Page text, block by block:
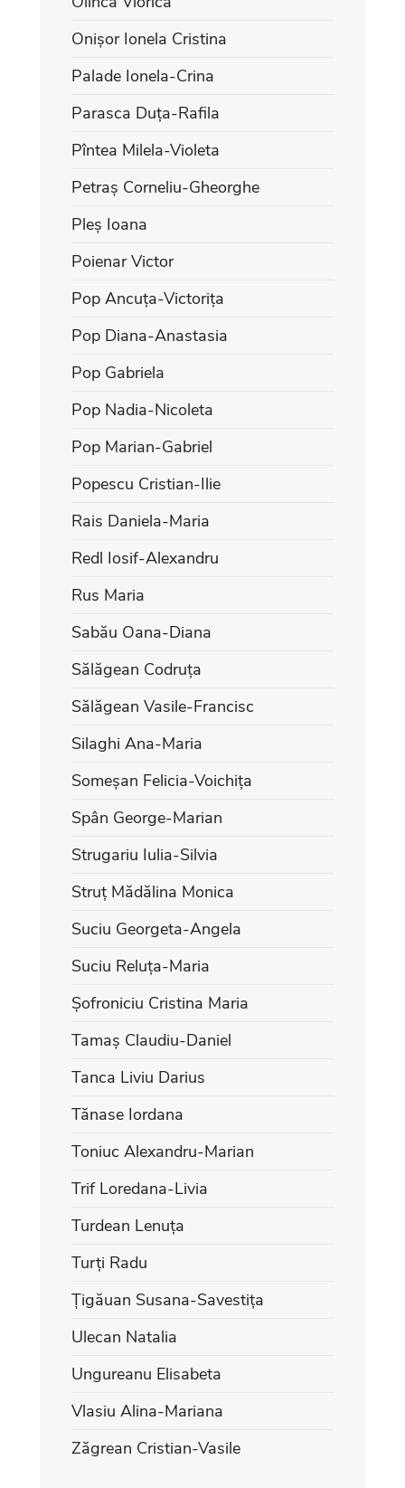
Onișor Ionela Cristina
Palade Ionela-Crina
Parasca Duța-Rafila
Pîntea Milela-Violeta
Petraș Corneliu-Gheorghe
Pleș Ioana
Poienar Victor
Pop Ancuța-Victorița
Pop Diana-Anastasia
Pop Gabriela
Pop Nadia-Nicoleta
Pop Marian-Gabriel
Popescu Cristian-Ilie
Rais Daniela-Maria
Redl Iosif-Alexandru
Rus Maria
Sabău Oana-Diana
Sălăgean Codruța
Sălăgean Vasile-Francisc
Silaghi Ana-Maria
Someșan Felicia-Voichița
Spân George-Marian
Strugariu Iulia-Silvia
Struț Mădălina Monica
Suciu Georgeta-Angela
Suciu Reluța-Maria
Șofroniciu Cristina Maria
Tamaș Claudiu-Daniel
Tanca Liviu Darius
Tănase Iordana
Toniuc Alexandru-Marian
Trif Loredana-Livia
Turdean Lenuța
Turți Radu
Țigăuan Susana-Savestița
Ulecan Natalia
Ungureanu Elisabeta
Vlasiu Alina-Mariana
Zăgrean Cristian-Vasile